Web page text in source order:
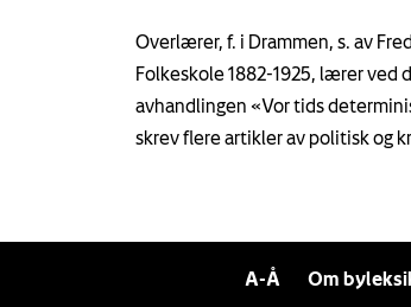
Overlærer, f. i Drammen, s. av
Folkeskole 1882-1925, lærer ved
avhandlingen «Vor tids
skrev flere artikler av politisk og
A-Å Om